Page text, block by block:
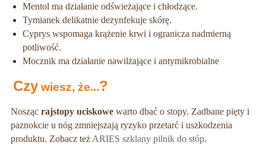
Mentol ma działanie odświeżające i chłodzące.
Tymianek delikatnie dezynfekuje skórę.
Cyprys wspomaga krążenie krwi i ogranicza nadmierną
potliwość.
Mocznik ma działanie nawilżające i antymikrobialne
Czy wiesz, że...?
Nosząc rajstopy uciskowe warto dbać o stopy. Zadbane pięty i
paznokcie u nóg zmniejszają ryzyko przetarć i uszkodzenia
produktu. Zobacz też ARIES szklany pilnik do stóp.